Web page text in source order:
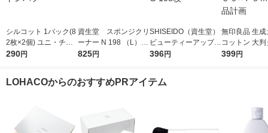
シルコット 1パック(8
2枚×2個) ユニ・チャ
ーム コットンパフ
290円
資生堂 スポンジクリ
ーナー N 198 （L） 1
20mL
825円
SHISEIDO（資生堂）
ビューティーアップコ
ットン G 108枚
396円
無印良品 生成
コットン 大
８８枚入 約
399円
LOHACOからのおすすめPRアイテム